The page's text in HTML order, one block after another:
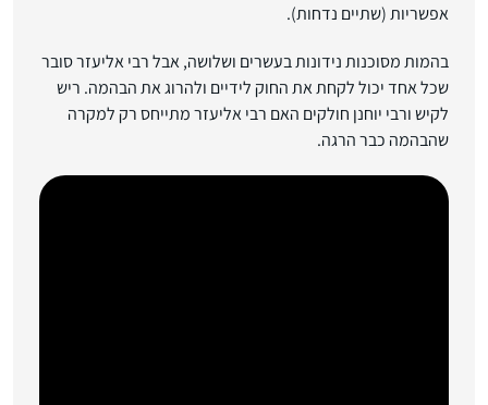
אפשריות (שתיים נדחות).
בהמות מסוכנות נידונות בעשרים ושלושה, אבל רבי אליעזר סובר
שכל אחד יכול לקחת את החוק לידיים ולהרוג את הבהמה. ריש
לקיש ורבי יוחנן חולקים האם רבי אליעזר מתייחס רק למקרה
שהבהמה כבר הרגה.